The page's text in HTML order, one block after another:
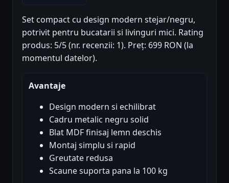
Set compact cu design modern stejar/negru,
potrivit pentru bucatarii si livinguri mici. Rating
produs: 5/5 (nr. recenzii: 1). Preț: 699 RON (la
momentul datelor).
Avantaje
Design modern si echilibrat
Cadru metalic negru solid
Blat MDF finisaj lemn deschis
Montaj simplu si rapid
Greutate redusa
Scaune suporta pana la 100 kg